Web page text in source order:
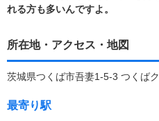
れる方も多いんですよ。
所在地・アクセス・地図
茨城県つくば市吾妻1-5-3 つくば
最寄り駅